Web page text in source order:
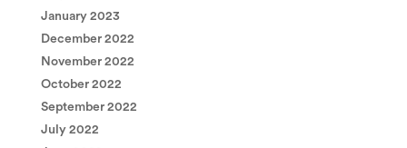
January 2023
December 2022
November 2022
October 2022
September 2022
July 2022